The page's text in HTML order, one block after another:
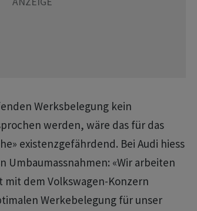
Werksbelegung kein
werden, wäre das für das
existenzgefährdend. Bei Audi hiess
Umbaumassnahmen: «Wir arbeiten
mit dem Volkswagen-Konzern
Werkebelegung für unser